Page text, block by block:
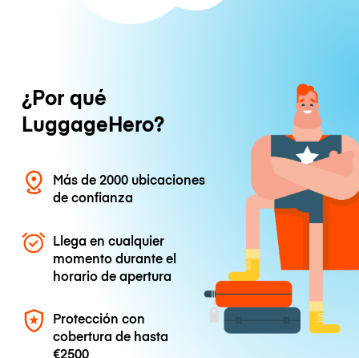
¿Por qué
LuggageHero?
Más de 2000 ubicaciones
de confianza
Llega en cualquier
momento durante el
horario de apertura
Protección con
cobertura de hasta
€2500